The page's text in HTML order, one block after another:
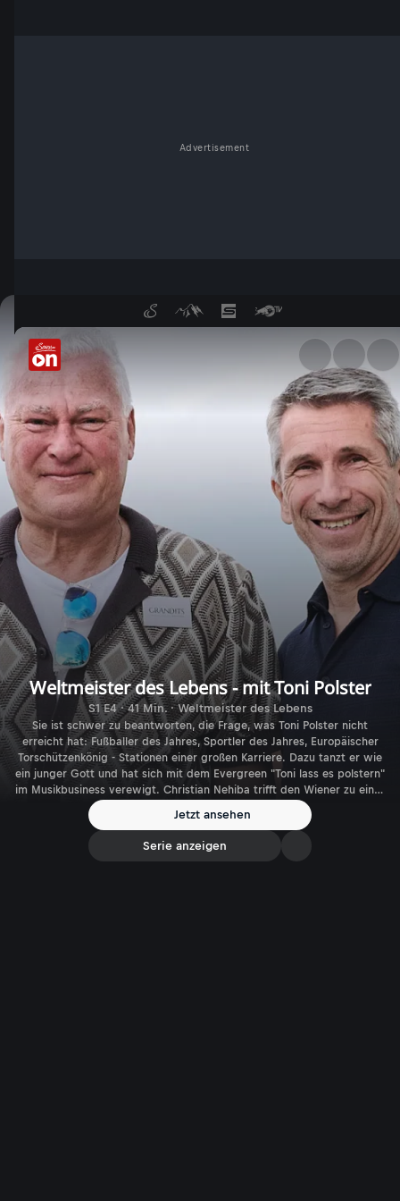
Advertisement
Weltmeister des Lebens:
Weltmeister des Lebens - mit Toni Polster
S1 E4 · 41 Min. · Weltmeister des Lebens
Sie ist schwer zu beantworten, die Frage, was Toni Polster nicht
erreicht hat: Fußballer des Jahres, Sportler des Jahres, Europäischer
Torschützenkönig - Stationen einer großen Karriere. Dazu tanzt er wie
ein junger Gott und hat sich mit dem Evergreen "Toni lass es polstern"
im Musikbusiness verewigt. Christian Nehiba trifft den Wiener zu einer
Reise durchs Leben, in der auch weniger glanzvolle Kapitel nicht
fehlen, und in der der 62-Jährige sogar noch ein paar Geheimnisse
preisgibt.
Jetzt ansehen
Serie anzeigen